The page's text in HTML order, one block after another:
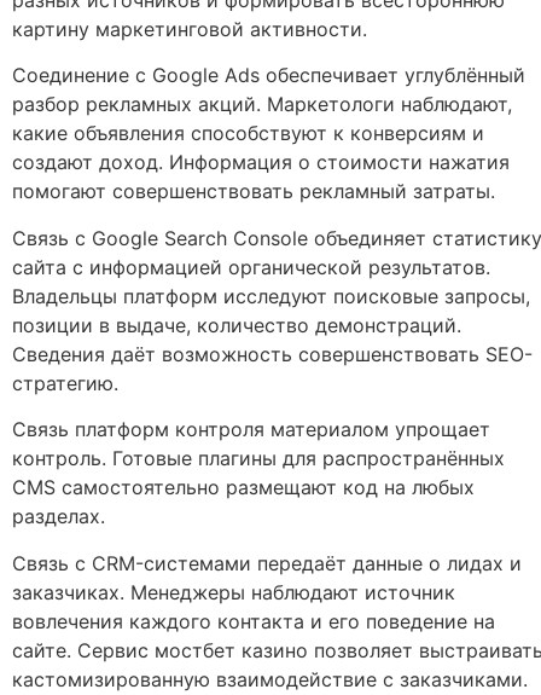
картину маркетинговой активности.
Соединение с Google Ads обеспечивает углублённый
разбор рекламных акций. Маркетологи наблюдают,
какие объявления способствуют к конверсиям и
создают доход. Информация о стоимости нажатия
помогают совершенствовать рекламный затраты.
Связь с Google Search Console объединяет статистику
сайта с информацией органической результатов.
Владельцы платформ исследуют поисковые запросы,
позиции в выдаче, количество демонстраций.
Сведения даёт возможность совершенствовать SEO-
стратегию.
Связь платформ контроля материалом упрощает
контроль. Готовые плагины для распространённых
CMS самостоятельно размещают код на любых
разделах.
Связь с CRM-системами передаёт данные о лидах и
заказчиках. Менеджеры наблюдают источник
вовлечения каждого контакта и его поведение на
сайте. Сервис мостбет казино позволяет
кастомизированную взаимодействие с заказчиками.